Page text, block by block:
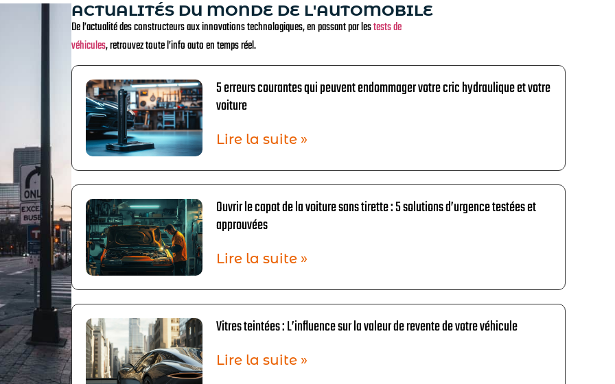
ACTUALITÉS DU MONDE DE L'AUTOMOBILE
De l’actualité des constructeurs aux innovations technologiques, en passant par lestests de
véhicules, retrouvez toute l’info auto en temps réel.
5 erreurs courantes qui peuvent endommager votre cric hydraulique et votre
voiture
Lire la suite »
Ouvrir le capot de la voiture sans tirette : 5 solutions d’urgence testées et
approuvées
Lire la suite »
Vitres teintées : L’influence sur la valeur de revente de votre véhicule
Lire la suite »